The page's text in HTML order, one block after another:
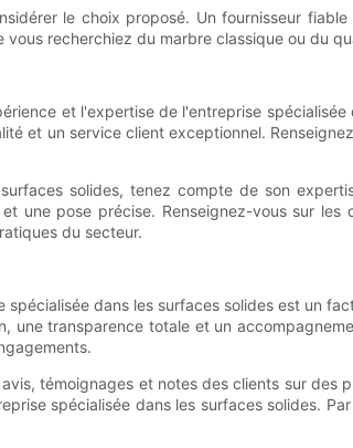
le choix proposé. Un fournisseur
recherchiez du marbre classique ou du
et l'expertise de l'entreprise
et un service client exceptionnel.
solides, tenez compte de son
une pose précise. Renseignez-vous sur
du secteur.
dans les surfaces solides est un
une transparence totale et un
témoignages et notes des clients sur
spécialisée dans les surfaces solides.